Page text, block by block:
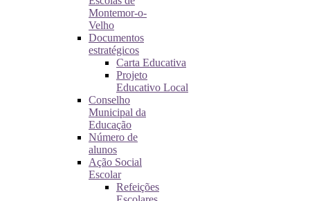
Montemor-o-
Velho
Documentos
estratégicos
Carta Educativa
Projeto
Educativo Local
Conselho
Municipal da
Educação
Número de
alunos
Ação Social
Escolar
Refeições